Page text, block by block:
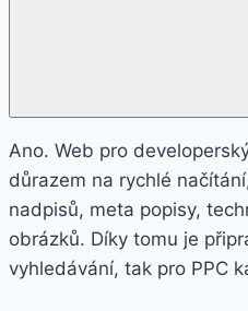
Ano. Web pro
důrazem na rychlé
nadpisů, meta popisy,
obrázků. Díky tomu je
vyhledávání, tak pro PPC